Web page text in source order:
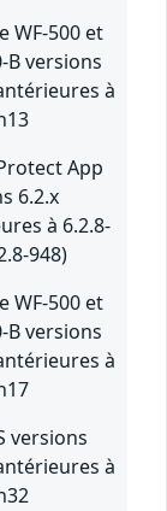
WF-500 et
B versions
à
App
6.2.x
à 6.2.8-
948)
WF-500 et
B versions
à
versions
à